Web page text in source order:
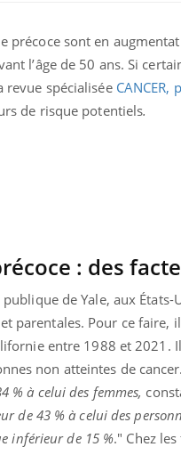
précoce sont en
l’âge de 50 ans. Si
revue spécialisée CANCER,
de risque potentiels.
: des
publique de Yale, aux
parentales. Pour ce
entre 1988 et 2021.
non atteintes de
% à celui des femmes,
de 43 % à celui des
inférieur de 15 %." Chez
Toujours
comment le
empiète de